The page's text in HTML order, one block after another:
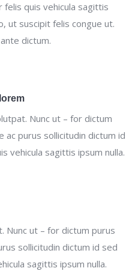
felis quis vehicula sagittis
ut suscipit felis congue ut.
dictum.
Nunc ut – for dictum
ac purus sollicitudin dictum id
vehicula sagittis ipsum nulla.
Nunc ut – for dictum purus
sollicitudin dictum id sed
sagittis ipsum nulla.